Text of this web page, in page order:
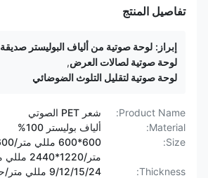
تفاصيل المنتج
لوحة صوتية من ألياف البوليستر صديقة للبيئة
لوحة صوتية لصالات العرض,
لوحة صوتية لتقليل التلوث الضوضائي
Product Name:
شعر PET الصوتي
Material:
ألياف بوليستر 100%
Thickness:
9/12/15/24 مللي متر/حسب الطلب